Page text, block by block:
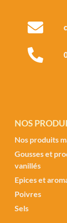
NOS
Nos produits
Gousses et
vanillés
Epices et
Poivres
Sels